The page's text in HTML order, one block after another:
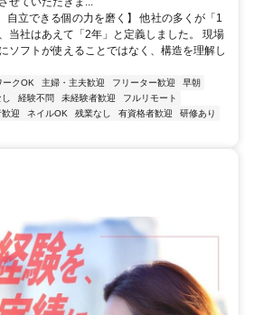
自立できる個の力を磨く】 他社の多くが「1
当社はあえて「2年」と定義しました。 現場
ソフトが使えることではなく、構造を理解し
ークOK 主婦・主夫歓迎 フリーター歓迎
早朝
経験不問 未経験者歓迎
フルリモート
迎 ネイルOK 残業なし 有資格者歓迎
研修あり